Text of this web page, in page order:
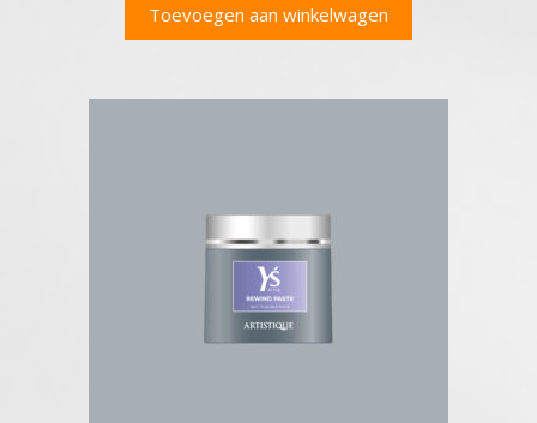
Toevoegen aan winkelwagen